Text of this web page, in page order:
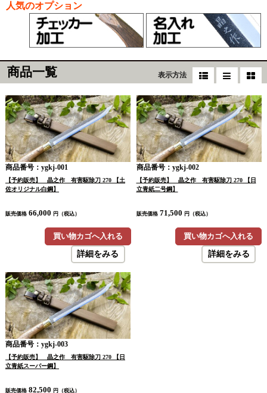
人気のオプション
商品一覧 表示方法
商品番号：ygkj-001
【予約販売】 晶之作 有害駆除刀 270 【土
佐オリジナル白鋼】
販売価格 66,000 円（税込）
買い物カゴへ入れる
詳細をみる
商品番号：ygkj-002
【予約販売】 晶之作 有害駆除刀 270 【日
立青紙二号鋼】
販売価格 71,500 円（税込）
買い物カゴへ入れる
詳細をみる
商品番号：ygkj-003
【予約販売】 晶之作 有害駆除刀 270 【日
立青紙スーパー鋼】
販売価格 82,500 円（税込）